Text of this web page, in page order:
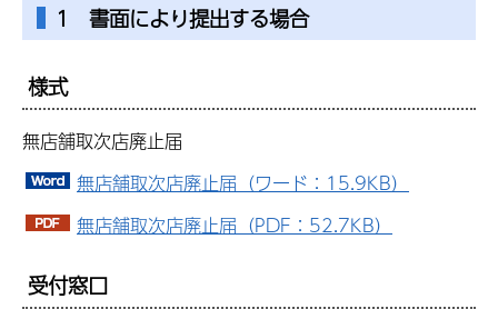
1 書面により提出する場合
様式
無店舗取次店廃止届
無店舗取次店廃止届（ワード：15.9KB）
無店舗取次店廃止届（PDF：52.7KB）
受付窓口